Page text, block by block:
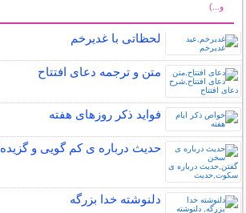
و...)
لحظاتی با غدیرخم
متن و ترجمه دعای افتتاح
فواید ذکر روزهای هفته
حدیث درباره ی کم گویی و
دلنوشته خدا بزرگه